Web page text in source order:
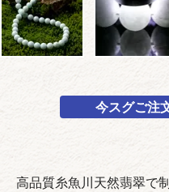
今スグご注
高品質糸魚川天然翡翠で